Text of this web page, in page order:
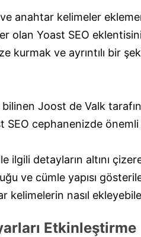
anahtar kelimeler
olan Yoast SEO
kurmak ve ayrıntılı bir
Joost de Valk
SEO cephanenizde
ilgili detayların altını
ve cümle yapısı
kelimelerin nasıl
Etkinleştirme